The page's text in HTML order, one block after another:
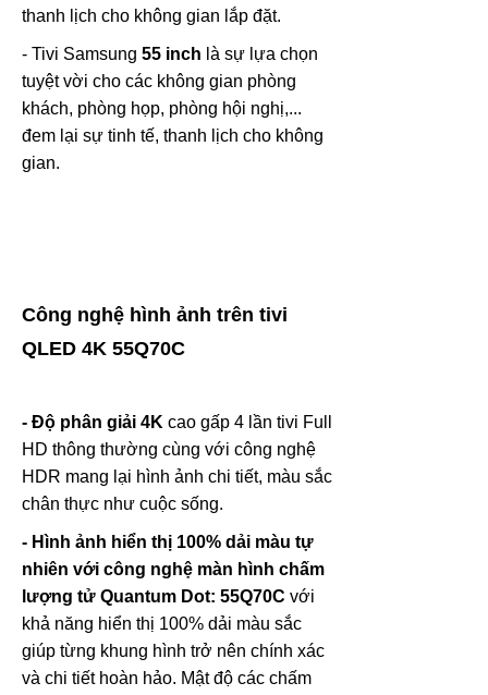
thanh lịch cho không gian lắp đặt.
- Tivi Samsung 55 inch là sự lựa chọn
tuyệt vời cho các không gian phòng
khách, phòng họp, phòng hội nghị,...
đem lại sự tinh tế, thanh lịch cho không
gian.
Công nghệ hình ảnh trên tivi
QLED 4K 55Q70C
- Độ phân giải 4K cao gấp 4 lần tivi Full
HD thông thường cùng với công nghệ
HDR mang lại hình ảnh chi tiết, màu sắc
chân thực như cuộc sống.
- Hình ảnh hiển thị 100% dải màu tự
nhiên với công nghệ màn hình chấm
lượng tử Quantum Dot: 55Q70C với
khả năng hiển thị 100% dải màu sắc
giúp từng khung hình trở nên chính xác
và chi tiết hoàn hảo. Mật độ các chấm